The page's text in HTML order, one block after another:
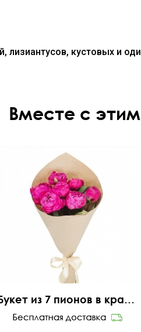
лизиантусов, кустовых и
Вместе с
Букет из 7 пионов в крафте